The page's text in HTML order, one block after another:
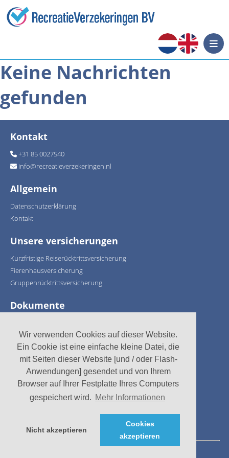
Wir verwenden Cookies auf dieser Website.
Ein Cookie ist eine einfache kleine Datei, die
mit Seiten dieser Website [und / oder Flash-
Anwendungen] gesendet und von Ihrem
Browser auf Ihrer Festplatte Ihres Computers
gespeichert wird. Mehr Informationen
Nicht akzeptieren
Cookies
akzeptieren
Keine Nachrichten
gefunden
Kontakt
+31 85 0027540
info@recreatieverzekeringen.nl
Allgemein
Datenschutzerklärung
Kontakt
Unsere versicherungen
Kurzfristige Reiserücktrittsversicherung
Fierenhausversicherung
Gruppenrücktrittsversicherung
Dokumente
Versicherungsbedingungen
Wir unterstützen: